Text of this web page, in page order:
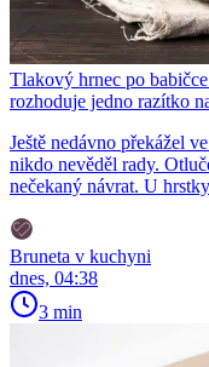
Tlakový hrnec po
rozhoduje jedno razítko
Ještě nedávno překážel
nikdo nevěděl rady.
nečekaný návrat. U
Bruneta v kuchyni
dnes, 04:38
3 min